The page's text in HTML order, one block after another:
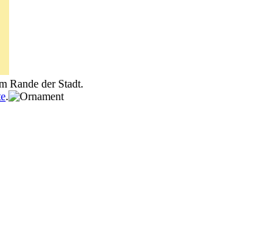
Rande der Stadt.
.